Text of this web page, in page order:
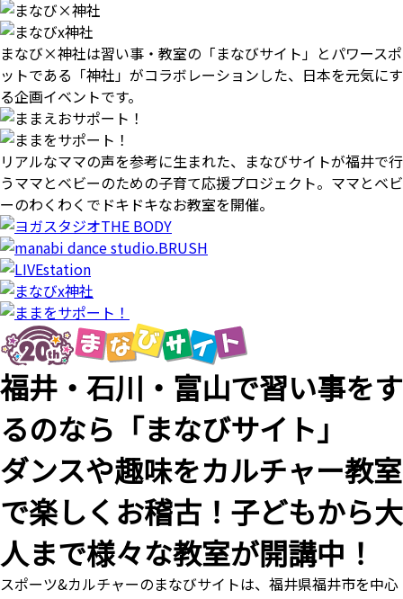
まなび×神社は習い事・教室の「まなびサイト」とパワースポ
ットである「神社」がコラボレーションした、日本を元気にす
る企画イベントです。
リアルなママの声を参考に生まれた、まなびサイトが福井で行
うママとベビーのための子育て応援プロジェクト。ママとベビ
ーのわくわくでドキドキなお教室を開催。
福井・石川・富山で習い事をす
るのなら「まなびサイト」
ダンスや趣味をカルチャー教室
で楽しくお稽古！子どもから大
人まで様々な教室が開講中！
スポーツ&カルチャーのまなびサイトは、福井県福井市を中心